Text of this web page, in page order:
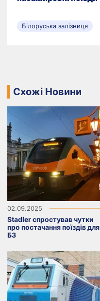
Білоруська залізниця
Схожі Новини
02.09.2025
Stadler спростував чутки
про постачання поїздів для
БЗ